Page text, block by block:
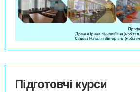
Підготовчі курси